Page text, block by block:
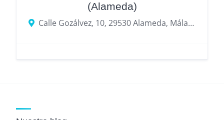
(Alameda)
Calle Gozálvez, 10, 29530 Alameda, Málaga